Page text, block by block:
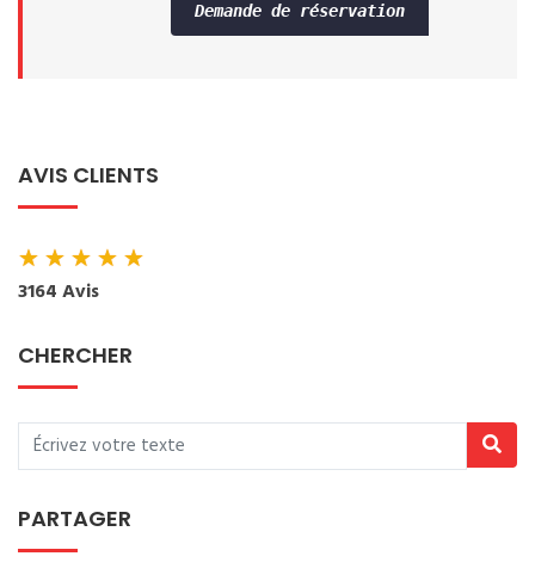
Demande de réservation
AVIS CLIENTS
★★★★★
3164 Avis
CHERCHER
PARTAGER